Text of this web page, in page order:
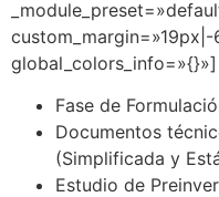
global_colors_info=»{}»]
Fase de
Documentos
(Simplificada y
Estudio de